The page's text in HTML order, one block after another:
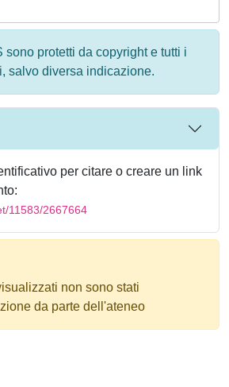
sono protetti da copyright e tutti i
salvo diversa indicazione.
per citare o creare un link
11583/2667664
non sono stati
da parte dell'ateneo